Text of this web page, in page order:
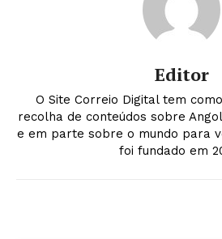
Editor
O Site Correio Digital tem
recolha de conteúdos sobre
e em parte sobre o mundo para
foi fundado em